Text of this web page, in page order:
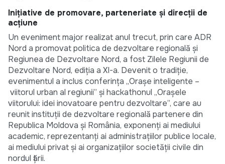
Inițiative de promovare, parteneriate și direcții de
acțiune
Un eveniment major realizat anul trecut, prin care ADR
Nord a promovat politica de dezvoltare regională și
Regiunea de Dezvoltare Nord, a fost Zilele Regiunii de
Dezvoltare Nord, ediția a XI-a. Devenit o tradiție,
evenimentul a inclus conferința „Orașe inteligente –
viitorul urban al regiunii” și hackathonul „Orașele
viitorului: idei inovatoare pentru dezvoltare”, care au
reunit instituții de dezvoltare regională partenere din
Republica Moldova și România, exponenți ai mediului
academic, reprezentanți ai administrațiilor publice locale,
ai mediului privat și ai organizațiilor societății civile din
nordul țării.